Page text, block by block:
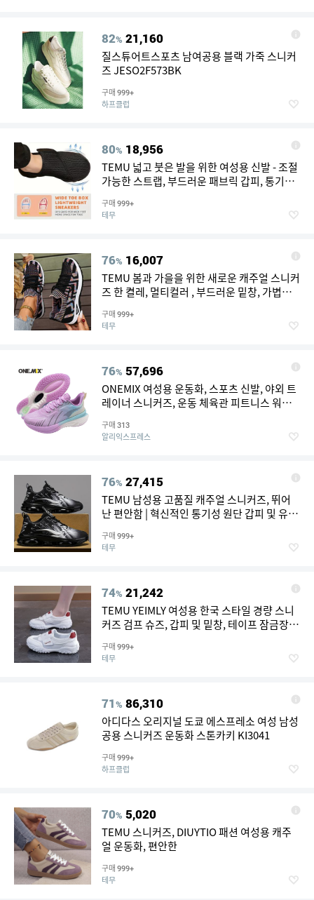
82% 21,160
질스튜어트스포츠 남여공용 블랙 가죽 스니커
즈 JESO2F573BK
구매 999+
하프클럽
80% 18,956
TEMU 넓고 붓은 발을 위한 여성용 신발 - 조절
가능한 스트랩, 부드러운 패브릭 갑피, 통기성
휴일 선물로 완벽, 여성 신발, 스니커즈
구매 999+
테무
76% 16,007
TEMU 봄과 가을을 위한 새로운 캐주얼 스니커
즈 한 켤레, 멀티컬러 , 부드러운 밑창, 가볍고
완벽한 어버이날 선물, 여성용 신발
구매 999+
테무
76% 57,696
ONEMIX 여성용 운동화, 스포츠 신발, 야외 트
레이너 스니커즈, 운동 체육관 피트니스 워킹
구매 313
알리익스프레스
76% 27,415
TEMU 남성용 고품질 캐주얼 스니커즈, 뛰어
난 편안함 | 혁신적인 통기성 원단 갑피 및 유연
는 가벼운 디자인 | 일상 사용, 시내 산책에 적
합
구매 999+
테무
74% 21,242
TEMU YEIMLY 여성용 한국 스타일 경량 스니
커즈 검프 슈즈, 갑피 및 밑창, 테이프 잠금장치
상복용 통기성 있는 쿠션 인솔 - 봄/여름 신상
품
구매 999+
테무
71% 86,310
아디다스 오리지널 도쿄 에스프레소 여성 남성
공용 스니커즈 운동화 스톤카키 KI3041
구매 999+
하프클럽
70% 5,020
TEMU 스니커즈, DIUYTIO 패션 여성용 캐주
얼 운동화, 편안한
구매 999+
테무